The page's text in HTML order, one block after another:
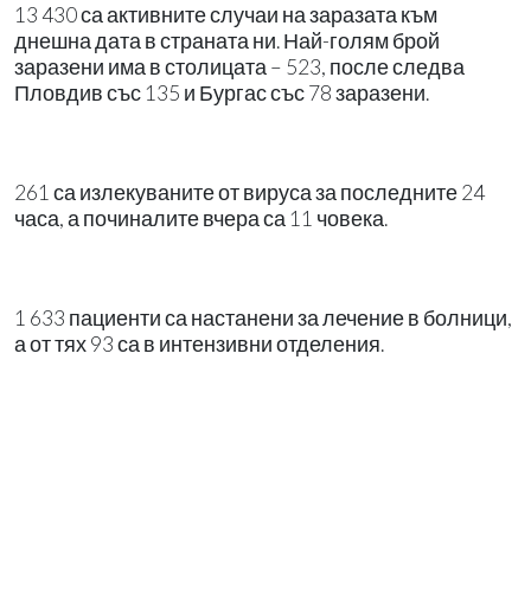
13 430 са активните случаи на заразата към
днешна дата в страната ни. Най-голям брой
заразени има в столицата – 523, после следва
Пловдив със 135 и Бургас със 78 заразени.
261 са излекуваните от вируса за последните 24
часа, а починалите вчера са 11 човека.
1 633 пациенти са настанени за лечение в болници,
а от тях 93 са в интензивни отделения.